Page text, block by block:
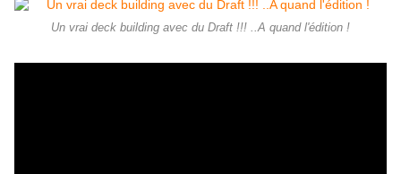
Un vrai deck building avec du Draft !!! ..A quand l'édition !